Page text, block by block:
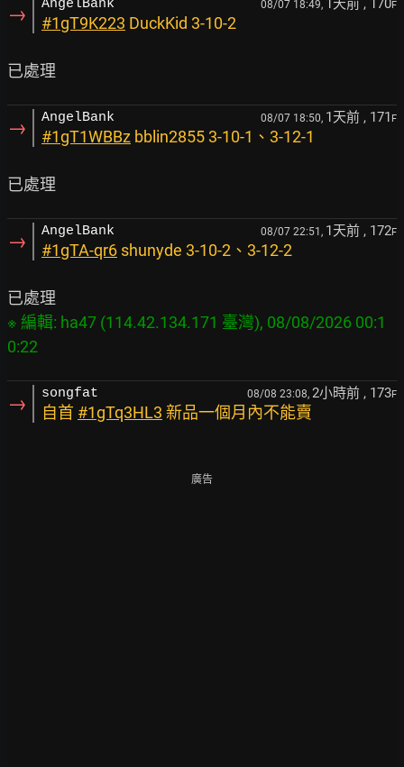
→ AngelBank 08/07 18:49, 1天前 , 170F
#1gT9K223 DuckKid 3-10-2
→ AngelBank 08/07 18:50, 1天前 , 171 F
#1gT1WBBz bblin2855 3-10-1、3-12-1
→ AngelBank 08/07 22:51, 1天前 , 172F
#1gTA-qr6 shunyde 3-10-2、3-12-2
※ 編輯: ha47 (114.42.134.171 臺灣), 08/08/2026 00:1
→ songfat 08/08 23:08, 2小時前 , 173F
自首 #1gTq3HL3 新品一個月內不能賣
廣告